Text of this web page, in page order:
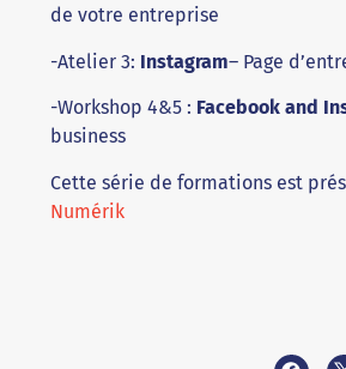
de votre entreprise
-Atelier 3: Instagram– Page
-Workshop 4&5 : Facebook and
business
Cette série de formations est
Numérik